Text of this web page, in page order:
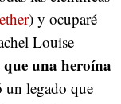
) y ocuparé
Louise
una heroína
un legado que